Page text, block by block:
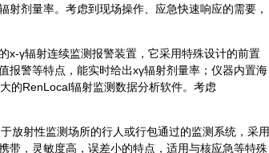
剂量率。考虑到现场操作、应急快速响应的需要，
x-γ辐射连续监测报警装置，它采用特殊设计的前置
报警等特点，能实时给出xγ辐射剂量率；仪器内置海
的RenLocal辐射监测数据分析软件。考虑
放射性监测场所的行人或行包通过的监测系统，采用
带，灵敏度高，误差小的特点，适用与核应急等特殊